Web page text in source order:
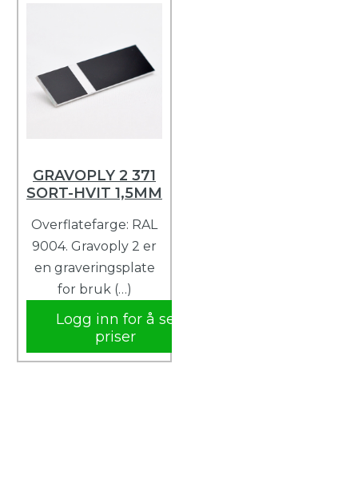
GRAVOPLY 2 371
SORT-HVIT 1,5MM
Overflatefarge: RAL
9004. Gravoply 2 er
en graveringsplate
for bruk (…)
Logg inn for å se
priser